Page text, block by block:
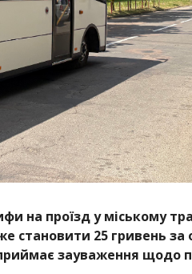
на проїзд у міському
становити 25 гривень за
зауваження щодо